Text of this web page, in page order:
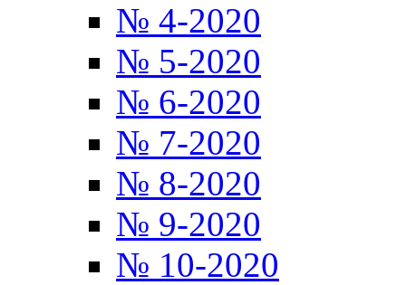
№ 4-2020
№ 5-2020
№ 6-2020
№ 7-2020
№ 8-2020
№ 9-2020
№ 10-2020